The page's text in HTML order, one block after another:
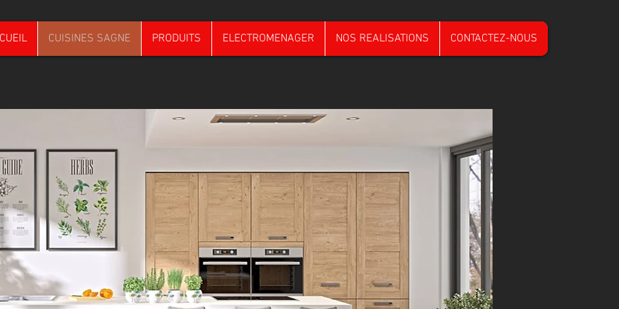
CUISINES SAGNE PRODUITS ELECTROMENAGER NOS REALISATIONS CONTACTEZ-NOUS